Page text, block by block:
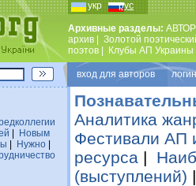
укр рус
Архивные разделы:
архив
Золотой
поэтов
Клубы АП Украины
вход для авторов
Новым
Нужно|
Аналитика
Фестивали АП
ресурса |
(выступлений)